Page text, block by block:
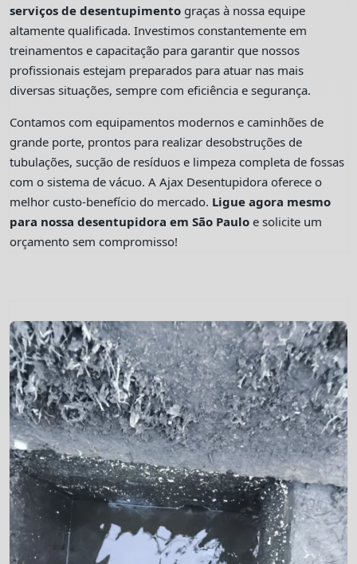
serviços de desentupimento graças à nossa equipe
altamente qualificada. Investimos constantemente em
treinamentos e capacitação para garantir que nossos
profissionais estejam preparados para atuar nas mais
diversas situações, sempre com eficiência e segurança.
Contamos com equipamentos modernos e caminhões de
grande porte, prontos para realizar desobstruções de
tubulações, sucção de resíduos e limpeza completa de fossas
com o sistema de vácuo. A Ajax Desentupidora oferece o
melhor custo-benefício do mercado. Ligue agora mesmo
para nossa desentupidora em São Paulo e solicite um
orçamento sem compromisso!